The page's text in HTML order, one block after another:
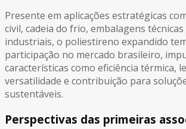
Presente em aplicações estratégicas
civil, cadeia do frio, embalagens
industriais, o poliestireno expandido
participação no mercado brasileiro,
características como eficiência térmica,
versatilidade e contribuição para
sustentáveis.
Perspectivas das primeiras